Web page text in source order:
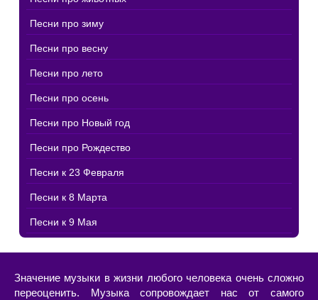
Песни про зиму
Песни про весну
Песни про лето
Песни про осень
Песни про Новый год
Песни про Рождество
Песни к 23 Февраля
Песни к 8 Марта
Песни к 9 Мая
Значение музыки в жизни любого человека очень сложно
переоценить. Музыка сопровождает нас от самого